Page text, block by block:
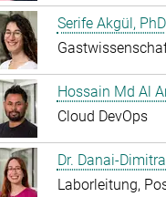
Serife Akgül, PhD
Hossain Md Al
Cloud DevOps
Dr. Danai-
Laborleitung,